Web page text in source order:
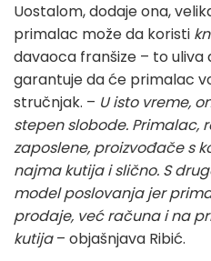
Uostalom, dodaje ona,
primalac može da koristi
davaoca franšize – to uliva
garantuje da će primalac
stručnjak. – U isto vreme,
stepen slobode. Primalac,
zaposlene, proizvođače s
najma kutija i slično. S
model poslovanja jer
prodaje, već računa i na
kutija– objašnjava Ribić.